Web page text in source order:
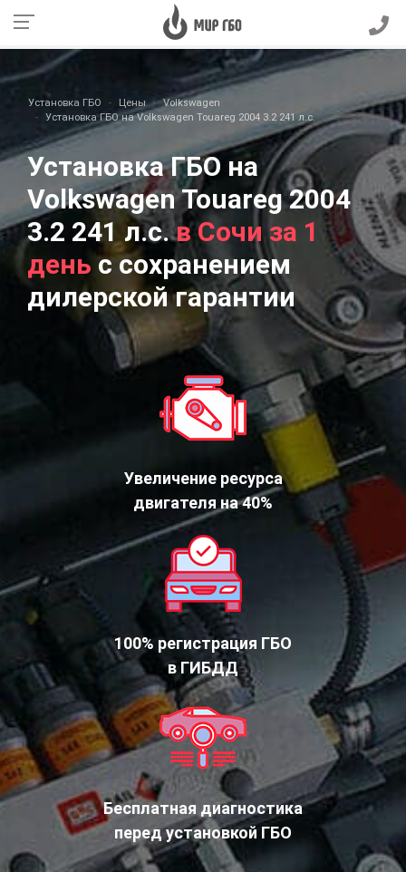
Установка ГБО Цены
Volkswagen
Установка ГБО на Volkswagen Touareg 2004 3.2 241 л.с.
Установка ГБО на
Volkswagen Touareg 2004
3.2 241 л.с.в Сочи за 1
деньс сохранением
дилерской гарантии
Увеличение ресурса
двигателя на 40%
100% регистрация ГБО
в ГИБДД
Бесплатная диагностика
перед установкой ГБО